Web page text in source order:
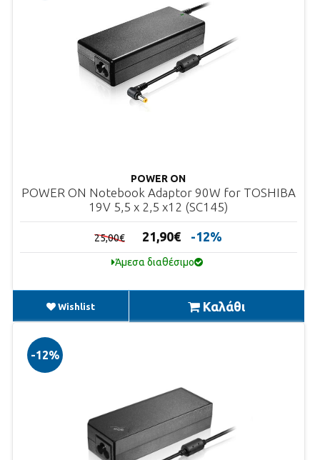
POWER ON
POWER ON Notebook Adaptor 90W for TOSHIBA
19V 5,5 x 2,5 x12 (SC145)
25,00€ 21,90€ -12%
Άμεσα διαθέσιμο
Wishlist Καλάθι
-12%